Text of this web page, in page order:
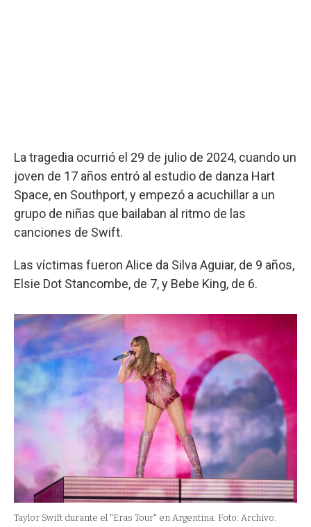
La tragedia ocurrió el 29 de julio de 2024, cuando un
joven de 17 años entró al estudio de danza Hart
Space, en Southport, y empezó a acuchillar a un
grupo de niñas que bailaban al ritmo de las
canciones de Swift.
Las víctimas fueron Alice da Silva Aguiar, de 9 años,
Elsie Dot Stancombe, de 7, y Bebe King, de 6.
Taylor Swift durante el "Eras Tour" en Argentina. Foto: Archivo.